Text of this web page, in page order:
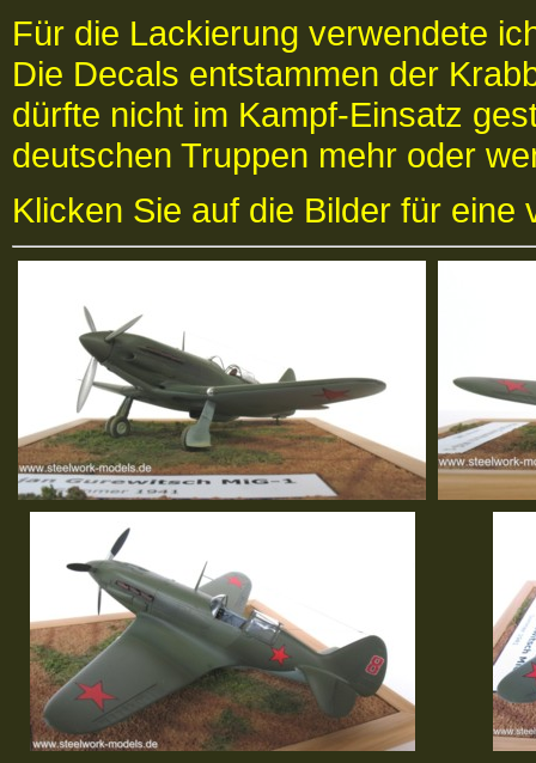
Für die Lackierung verwendete
Die Decals entstammen der
dürfte nicht im Kampf-Einsatz
deutschen Truppen mehr oder
Klicken Sie auf die Bilder für